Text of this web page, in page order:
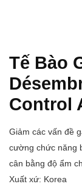
Tế Bào
Control
Giảm các vấn đề
cường chức năng
cân bằng độ ẩm
Xuất xứ: Korea